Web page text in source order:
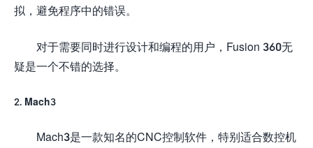
拟，避免程序中的错误。
对于需要同时进行设计和编程的用户，Fusion 360无
疑是一个不错的选择。
2. Mach3
Mach3是一款知名的CNC控制软件，特别适合数控机